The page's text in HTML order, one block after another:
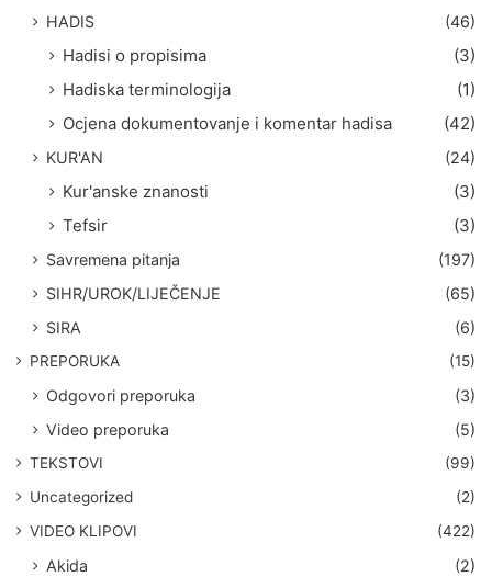
HADIS (46)
Hadisi o propisima
(3)
Hadiska terminologija
(1)
Ocjena dokumentovanje i komentar hadisa
(42)
KUR'AN (24)
Kur'anske znanosti
(3)
Tefsir
(3)
Savremena pitanja
(197)
SIHR/UROK/LIJEČENJE
(65)
SIRA
(6)
PREPORUKA (15)
Odgovori preporuka
(3)
Video preporuka
(5)
TEKSTOVI
(99)
Uncategorized
(2)
VIDEO KLIPOVI
(422)
Akida
(2)